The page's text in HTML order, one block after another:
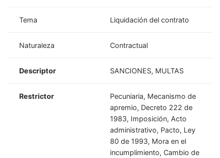
Tema Liquidación del contrato
Naturaleza Contractual
Descriptor SANCIONES, MULTAS
Restrictor
Pecuniaria, Mecanismo de
apremio, Decreto 222 de
1983, Imposición, Acto
administrativo, Pacto, Ley
80 de 1993, Mora en el
incumplimiento, Cambio de